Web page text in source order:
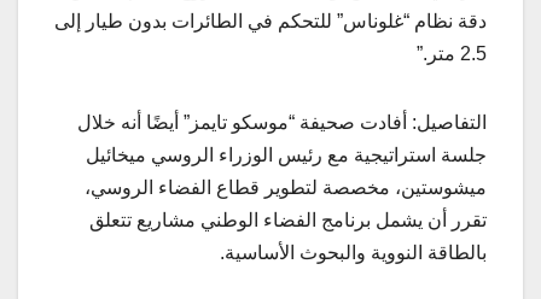
دقة نظام “غلوناس” للتحكم في الطائرات بدون طيار إلى
2.5 متر.”
التفاصيل: أفادت صحيفة “موسكو تايمز” أيضًا أنه خلال
جلسة استراتيجية مع رئيس الوزراء الروسي ميخائيل
ميشوستين، مخصصة لتطوير قطاع الفضاء الروسي،
تقرر أن يشمل برنامج الفضاء الوطني مشاريع تتعلق
بالطاقة النووية والبحوث الأساسية.